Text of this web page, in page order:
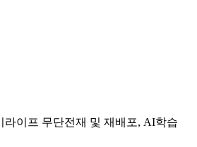
이프 무단전재 및 재배포, AI학습